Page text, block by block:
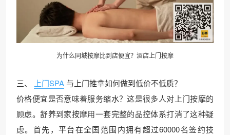
为什么同城按摩比到店便宜？酒店上门按摩
三、 上门SPA与上门推拿如何做到低价不低质？
价格便宜是否意味着服务缩水？这是很多人对上门按摩的
顾虑。舒养到家按摩用一套完整的品控体系打消了这种疑
虑。首先，平台在全国范围内拥有超过60000名签约技